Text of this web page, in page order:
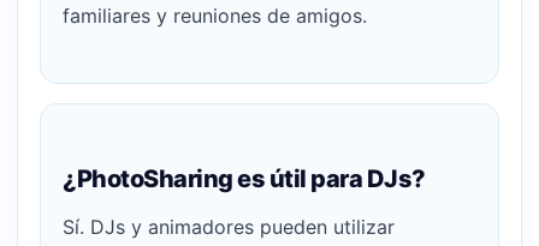
familiares y reuniones de amigos.
¿PhotoSharing es útil para DJs?
Sí. DJs y animadores pueden utilizar